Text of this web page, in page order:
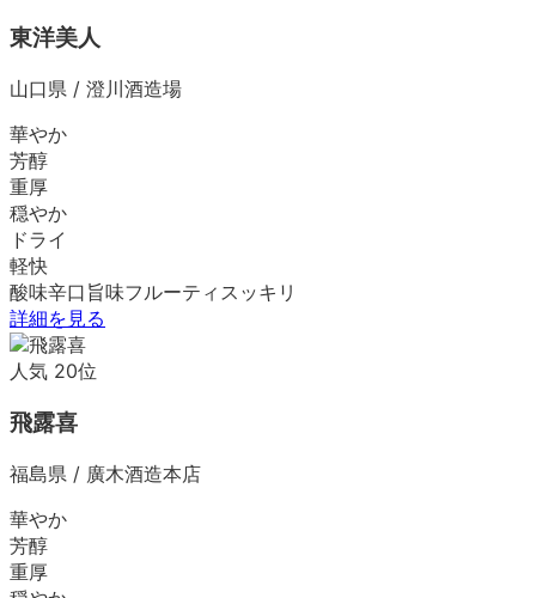
東洋美人
山口県 / 澄川酒造場
華やか
芳醇
重厚
穏やか
ドライ
軽快
酸味辛口 旨味フルーティ スッキリ
詳細を見る
人気 20位
飛露喜
福島県 / 廣木酒造本店
華やか
芳醇
重厚